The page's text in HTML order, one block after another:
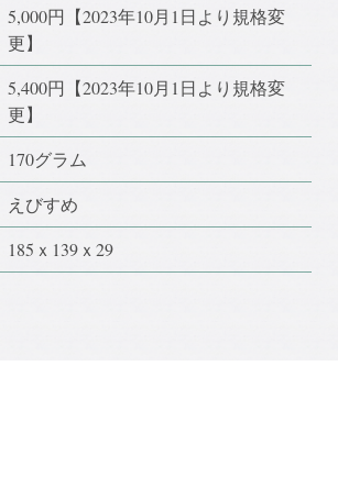
5,000円【2023年10月1日より規格変
更】
5,400円【2023年10月1日より規格変
更】
170グラム
えびすめ
185ｘ139ｘ29